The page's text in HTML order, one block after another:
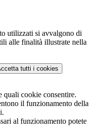
utilizzati si avvalgono di
alle finalità illustrate nella
tutti i cookies
quali cookie consentire.
il funzionamento della
al funzionamento potete